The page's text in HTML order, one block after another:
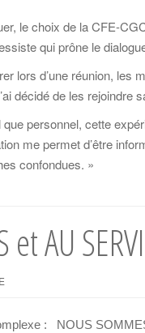
.
.
.
le choix de la CFE-
qui prône le
lors d’une réunion, les
décidé de les rejoindre
personnel, cette
me permet d’être
confondues. »
AU
: NOUS